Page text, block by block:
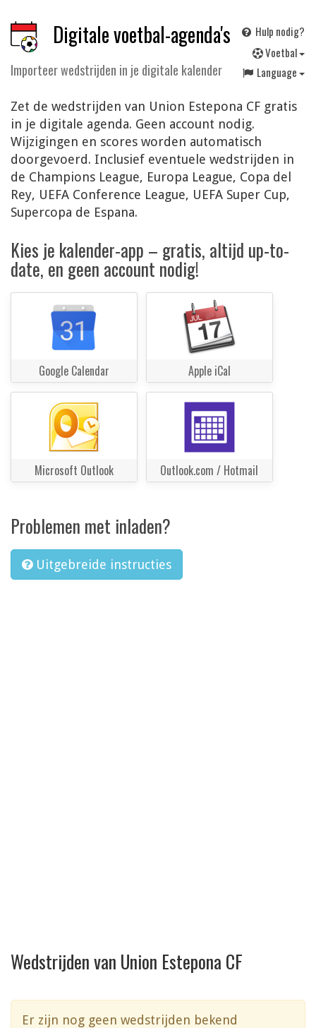
Digitale voetbal-agenda's
Importeer wedstrijden in je digitale kalender
Hulp nodig?
Voetbal
Language
Zet de wedstrijden van Union Estepona CF gratis
in je digitale agenda. Geen account nodig.
Wijzigingen en scores worden automatisch
doorgevoerd. Inclusief eventuele wedstrijden in
de Champions League, Europa League, Copa del
Rey, UEFA Conference League, UEFA Super Cup,
Supercopa de Espana.
Kies je kalender-app – gratis, altijd up-to-
date, en geen account nodig!
Google Calendar Apple iCal
Microsoft Outlook Outlook.com / Hotmail
Problemen met inladen?
Uitgebreide instructies
Wedstrijden van Union Estepona CF
Er zijn nog geen wedstrijden bekend